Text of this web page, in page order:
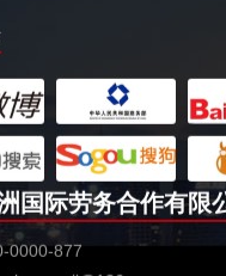
赴新西兰地板、
￥时
急赴新西兰石材加
￥时
日本-印刷
国际劳务合作有限
0000-877